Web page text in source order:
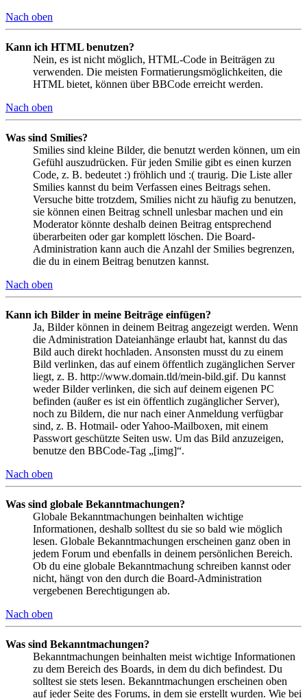
Nach oben
Kann ich HTML benutzen?
Nein, es ist nicht möglich, HTML-Code in Beiträgen zu
verwenden. Die meisten Formatierungsmöglichkeiten, die
HTML bietet, können über BBCode erreicht werden.
Nach oben
Was sind Smilies?
Smilies sind kleine Bilder, die benutzt werden können, um ein
Gefühl auszudrücken. Für jeden Smilie gibt es einen kurzen
Code, z. B. bedeutet :) fröhlich und :( traurig. Die Liste aller
Smilies kannst du beim Verfassen eines Beitrags sehen.
Versuche bitte trotzdem, Smilies nicht zu häufig zu benutzen,
sie können einen Beitrag schnell unlesbar machen und ein
Moderator könnte deshalb deinen Beitrag entsprechend
überarbeiten oder gar komplett löschen. Die Board-
Administration kann auch die Anzahl der Smilies begrenzen,
die du in einem Beitrag benutzen kannst.
Nach oben
Kann ich Bilder in meine Beiträge einfügen?
Ja, Bilder können in deinem Beitrag angezeigt werden. Wenn
die Administration Dateianhänge erlaubt hat, kannst du das
Bild auch direkt hochladen. Ansonsten musst du zu einem
Bild verlinken, das auf einem öffentlich zugänglichen Server
liegt, z. B. http://www.domain.tld/mein-bild.gif. Du kannst
weder Bilder verlinken, die sich auf deinem eigenen PC
befinden (außer es ist ein öffentlich zugänglicher Server),
noch zu Bildern, die nur nach einer Anmeldung verfügbar
sind, z. B. Hotmail- oder Yahoo-Mailboxen, mit einem
Passwort geschützte Seiten usw. Um das Bild anzuzeigen,
benutze den BBCode-Tag „[img]“.
Nach oben
Was sind globale Bekanntmachungen?
Globale Bekanntmachungen beinhalten wichtige
Informationen, deshalb solltest du sie so bald wie möglich
lesen. Globale Bekanntmachungen erscheinen ganz oben in
jedem Forum und ebenfalls in deinem persönlichen Bereich.
Ob du eine globale Bekanntmachung schreiben kannst oder
nicht, hängt von den durch die Board-Administration
vergebenen Berechtigungen ab.
Nach oben
Was sind Bekanntmachungen?
Bekanntmachungen beinhalten meist wichtige Informationen
zu dem Bereich des Boards, in dem du dich befindest. Du
solltest sie stets lesen. Bekanntmachungen erscheinen oben
auf jeder Seite des Forums, in dem sie erstellt wurden. Wie bei